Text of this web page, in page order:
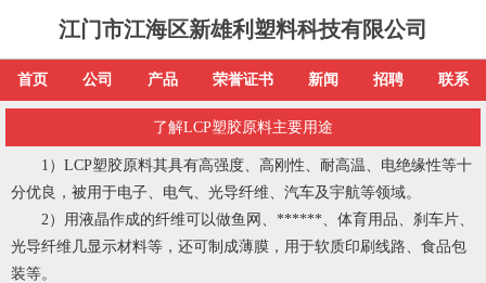
江门市江海区新雄利塑料科技有限公司
首页 公司 产品 荣誉证书 新闻 招聘 联系
了解LCP塑胶原料主要用途
1）LCP塑胶原料其具有高强度、高刚性、耐高温、电绝缘性等十
分优良，被用于电子、电气、光导纤维、汽车及宇航等领域。
2）用液晶作成的纤维可以做鱼网、******、体育用品、刹车片、
光导纤维几显示材料等，还可制成薄膜，用于软质印刷线路、食品包
装等。